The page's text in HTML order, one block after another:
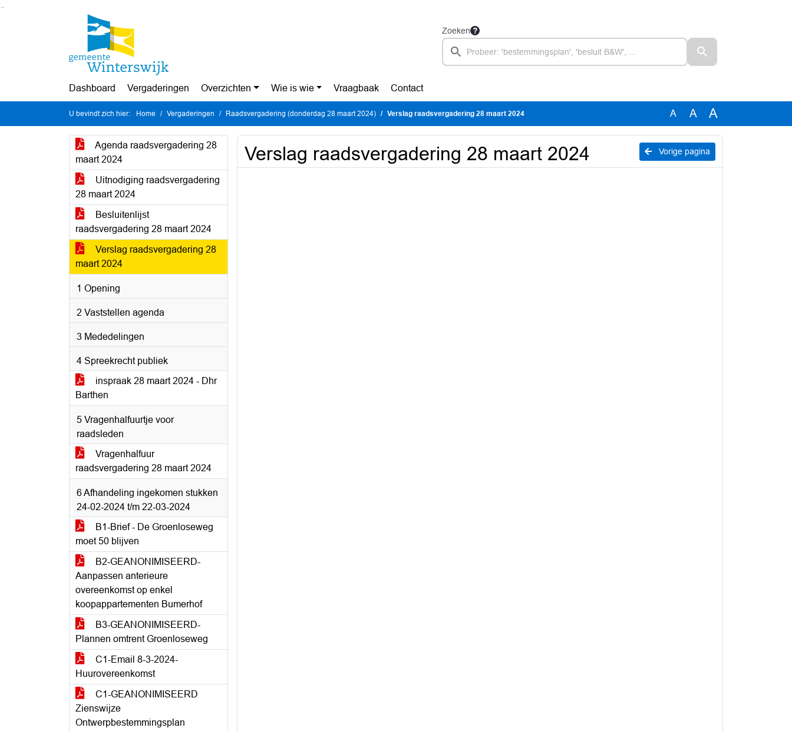
Ga naar de inhoud van deze pagina
Zoeken
Dashboard Vergaderingen Overzichten Wie is wie Vraagbaak Contact
U bevindt zich hier: Home Vergaderingen Raadsvergadering (donderdag 28 maart 2024) Verslag raadsvergadering 28 maart 2024 A A A
Agenda raadsvergadering 28
maart 2024
Uitnodiging raadsvergadering
28 maart 2024
Besluitenlijst
raadsvergadering 28 maart 2024
Verslag raadsvergadering 28
maart 2024
1 Opening
2 Vaststellen agenda
3 Mededelingen
4 Spreekrecht publiek
inspraak 28 maart 2024 - Dhr
Barthen
5 Vragenhalfuurtje voor
raadsleden
Vragenhalfuur
raadsvergadering 28 maart 2024
6 Afhandeling ingekomen stukken
24-02-2024 t/m 22-03-2024
B1-Brief - De Groenloseweg
moet 50 blijven
B2-GEANONIMISEERD-
Aanpassen anterieure
overeenkomst op enkel
koopappartementen Bumerhof
B3-GEANONIMISEERD-
Plannen omtrent Groenloseweg
C1-Email 8-3-2024-
Huurovereenkomst
C1-GEANONIMISEERD
Zienswijze
Ontwerpbestemmingsplan
Vorige pagina
Verslag raadsvergadering 28 maart 2024